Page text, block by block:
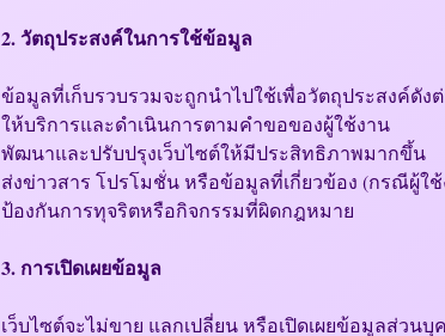
2. วัตถุประสงค์ในการใช้ข้อมูล
ข้อมูลที่เก็บรวบรวมจะถูกนำไปใช้เพื่อวัตถุประสงค์ดัง
ให้บริการและดำเนินการตามคำขอของผู้ใช้งาน
พัฒนาและปรับปรุงเว็บไซต์ให้มีประสิทธิภาพมากขึ้น
ส่งข่าวสาร โปรโมชั่น หรือข้อมูลที่เกี่ยวข้อง (กรณีผู้ใ
ป้องกันการทุจริตหรือกิจกรรมที่ผิดกฎหมาย
3. การเปิดเผยข้อมูล
เว็บไซต์จะไม่ขาย แลกเปลี่ยน หรือเปิดเผยข้อมูลส่วน